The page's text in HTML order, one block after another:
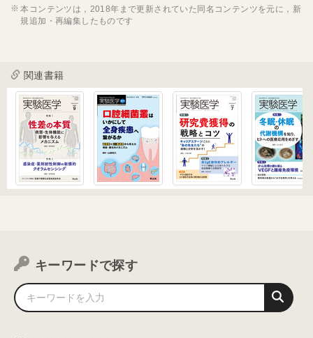
本コンテンツは，2018年まで更新されていた同名コンテンツを元に，新
規追加・再編集したものです
関連書籍
キーワードで探す